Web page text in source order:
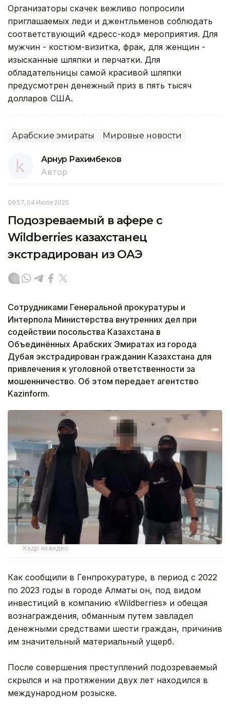
Организаторы скачек вежливо попросили
приглашаемых леди и джентльменов соблюдать
соответствующий «дресс-код» мероприятия. Для
мужчин - костюм-визитка, фрак, для женщин -
изысканные шляпки и перчатки. Для
обладательницы самой красивой шляпки
предусмотрен денежный приз в пять тысяч
долларов США.
Арабские эмираты Мировые новости
Арнур Рахимбеков
Автор
09:57, 04 Июля 2025
Подозреваемый в афере с
Wildberries казахстанец
экстрадирован из ОАЭ
Сотрудниками Генеральной прокуратуры и
Интерпола Министерства внутренних дел при
содействии посольства Казахстана в
Объединённых Арабских Эмиратах из города
Дубая экстрадирован гражданин Казахстана для
привлечения к уголовной ответственности за
мошенничество. Об этом передает агентство
Kazinform.
Кадр из видео
Как сообщили в Генпрокуратуре, в период с 2022
по 2023 годы в городе Алматы он, под видом
инвестиций в компанию «Wildberries» и обещая
вознаграждения, обманным путем завладел
денежными средствами шести граждан, причинив
им значительный материальный ущерб.
После совершения преступлений подозреваемый
скрылся и на протяжении двух лет находился в
международном розыске.